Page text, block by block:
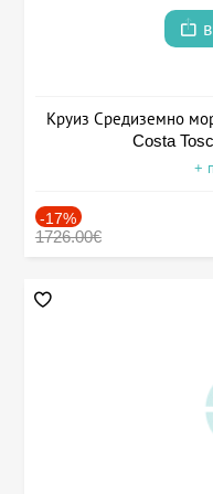
Круиз Средиземно
Costa
+
-17%
1726.00€